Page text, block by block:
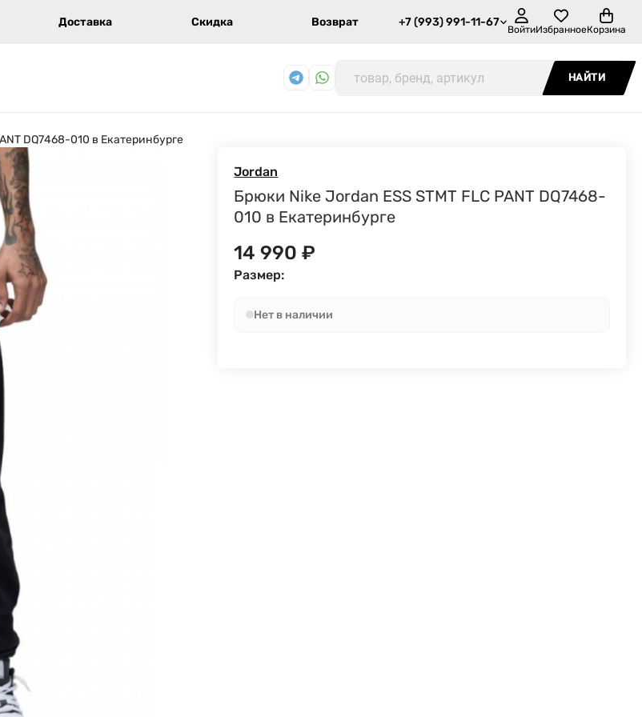
Доставка Скидка Возврат +7 (993) 991-11-67
ВойтиИзбранноеКорзина
НАЙТИ
DQ7468-010 в Екатеринбурге
Jordan
Брюки Nike Jordan ESS STMT FLC PANT DQ7468-
010 в Екатеринбурге
14 990₽
Размер:
Нет в наличии